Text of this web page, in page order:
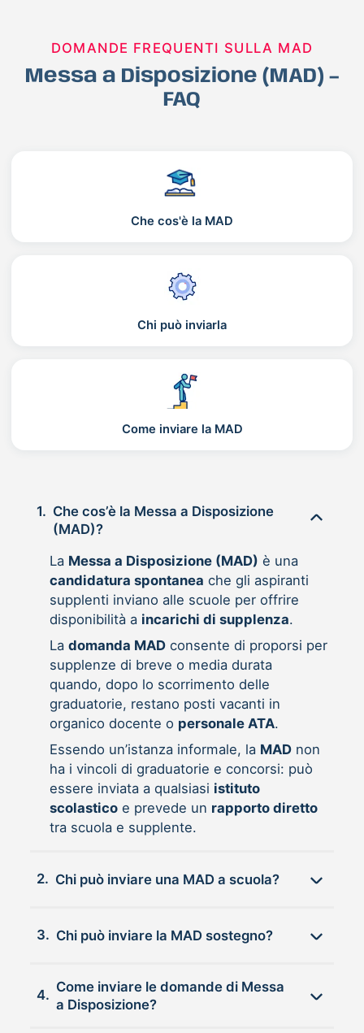
DOMANDE FREQUENTI SULLA MAD
Messa a Disposizione (MAD) –
FAQ
Che cos'è la MAD
Chi può inviarla
Come inviare la MAD
1. Che cos’è la Messa a Disposizione
(MAD)?
La Messa a Disposizione (MAD) è una
candidatura spontanea che gli aspiranti
supplenti inviano alle scuole per offrire
disponibilità a incarichi di supplenza.
La domanda MADconsente di proporsi per
supplenze di breve o media durata
quando, dopo lo scorrimento delle
graduatorie, restano posti vacanti in
organico docente o personale ATA.
Essendo un’istanza informale, la MADnon
ha i vincoli di graduatorie e concorsi: può
essere inviata a qualsiasi istituto
scolasticoe prevede un rapporto diretto
tra scuola e supplente.
2. Chi può inviare una MAD a scuola?
3. Chi può inviare la MAD sostegno?
4.
Come inviare le domande di Messa
a Disposizione?